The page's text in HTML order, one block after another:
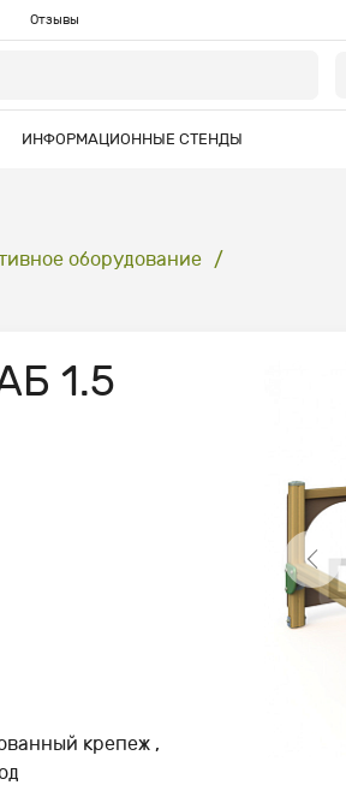
Отзывы
ИНФОРМАЦИОННЫЕ СТЕНДЫ
оборудование
1.5
крепеж ,